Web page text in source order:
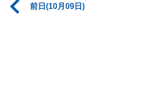
前日(10月09日)